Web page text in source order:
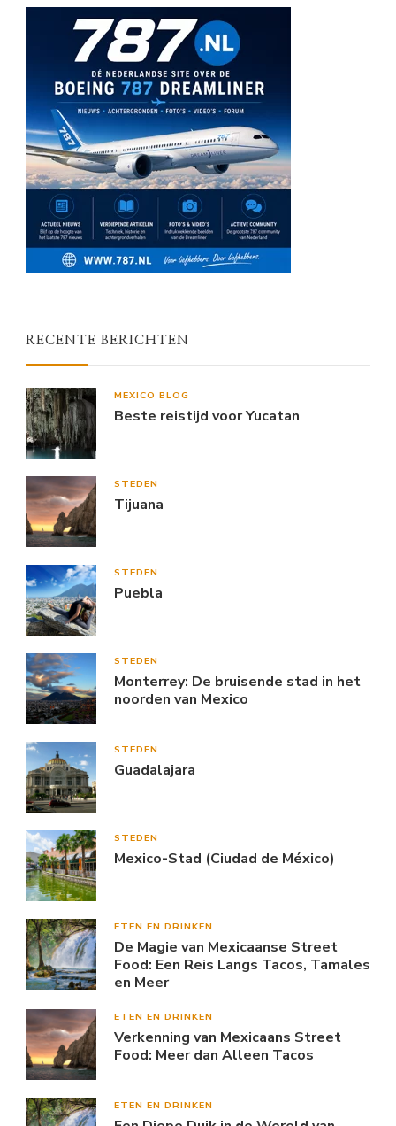
RECENTE BERICHTEN
MEXICO BLOG
Beste reistijd voor Yucatan
STEDEN
Tijuana
STEDEN
Puebla
STEDEN
Monterrey: De bruisende stad in het
noorden van Mexico
STEDEN
Guadalajara
STEDEN
Mexico-Stad (Ciudad de México)
ETEN EN DRINKEN
De Magie van Mexicaanse Street
Food: Een Reis Langs Tacos, Tamales
en Meer
ETEN EN DRINKEN
Verkenning van Mexicaans Street
Food: Meer dan Alleen Tacos
ETEN EN DRINKEN